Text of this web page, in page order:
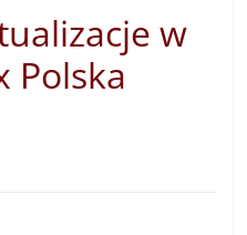
w
Polska